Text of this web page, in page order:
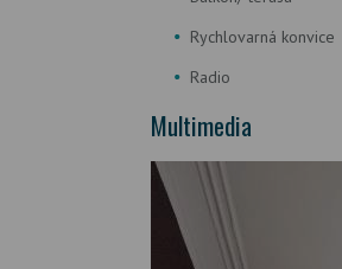
Rychlovarná konvice
Radio
Multimedia